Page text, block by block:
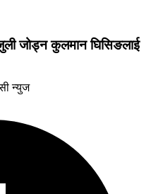
जोड्न कुलमान घिसिङलाई
न्युज